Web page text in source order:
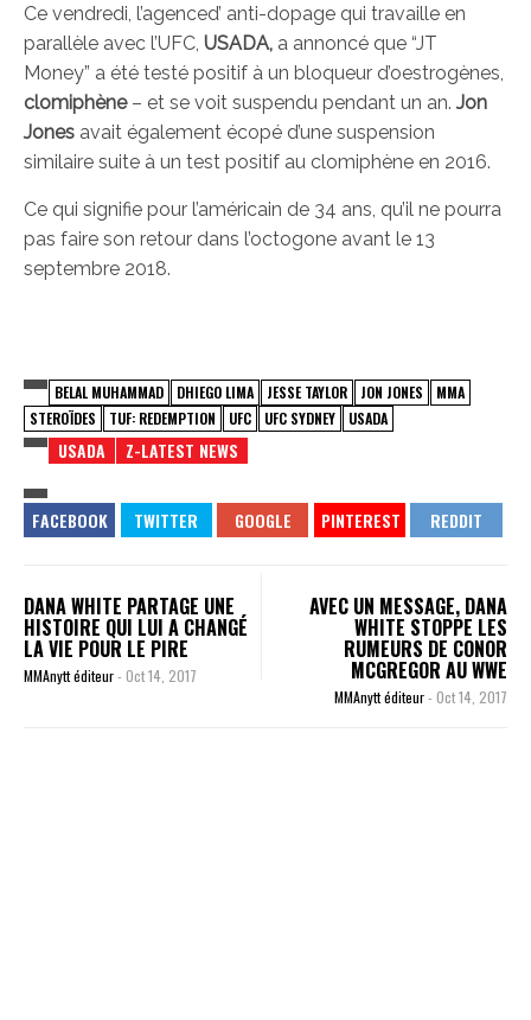
Ce vendredi, l’agenced’ anti-dopage qui travaille en
parallèle avec l’UFC, USADA, a annoncé que “JT
Money” a été testé positif à un bloqueur d’oestrogènes,
clomiphène– et se voit suspendu pendant un an. Jon
Jones avait également écopé d’une suspension
similaire suite à un test positif au clomiphène en 2016.
Ce qui signifie pour l’américain de 34 ans, qu’il ne pourra
pas faire son retour dans l’octogone avant le 13
septembre 2018.
BELAL MUHAMMAD DHIEGO LIMA JESSE TAYLOR JON JONES
MMA
STEROÏDES
TUF: REDEMPTION UFC UFC SYDNEY USADA
USADA Z-LATEST NEWS
DANA WHITE PARTAGE UNE
HISTOIRE QUI LUI A CHANGÉ
LA VIE POUR LE PIRE
MMAnytt éditeur- Oct 14, 2017
AVEC UN MESSAGE, DANA
WHITE STOPPE LES
RUMEURS DE CONOR
MCGREGOR AU WWE
MMAnytt éditeur- Oct 14, 2017